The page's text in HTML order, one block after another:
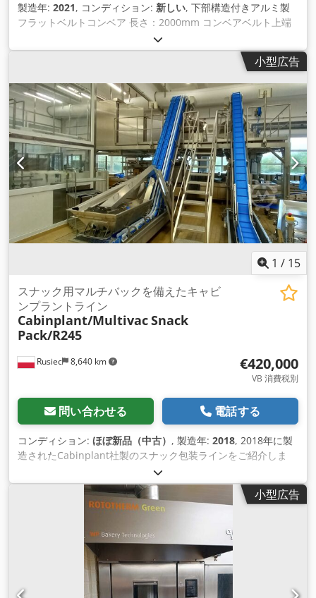
製造年: 2021, コンディション: 新しい, 下部構造付きアルミ製
フラットベルトコンベア 長さ：2000mm コンベアベルト上端
の高さ：900mm（水平時 Csdohfwkxopfx An Eoha PVCベルト
コンベア コンベアベルト EM 15/2 0+17 PVC ブルー
EU10/2011に基づくFDA準拠 波型エッジを含むベルト幅 約
300mm コルゲートエッジ、両側に同一平面上に溶接された
40mm 駆動：モーター 約0.18KW コンベヤーベルト、コンベヤ
ーベルトシステム、排出ベルト、ベルトコンベヤー、食品、食
品産業、磁選機、オーバーベルト磁選機、リサイク ル、木材チ
ップ、プラスチック、メタルフリー金属検出、ネオジム、オー
バーベルトマグネット、マグネットベルトセパレーター 私たち
のコア・コンピタンスは、お客様が必要としているものを的確
に提供することです。 私たちはお客様と協力して、カスタマイ
ズされた個別のソリューションを開発し、それに対応するシス
テムを自社生産で提供しています。 お客様の用途に適したソリ
ューションをご提案させていただきますので、お気軽にお電話
にてお問い合わせください。
小型広告
1 / 15
Rusiec 8,640 km
スナック用マルチバックを備えたキャビ
ンプラントライン
Cabinplant/MultivacSnack
Pack/R245
€420,000
VB 消費税別
問い合わせる 電話する
コンディション: ほぼ新品（中古） , 製造年: 2018, 2018年に製
造されたCabinplant社製のスナック包装ラインをご紹介しま
す： -1トラックリフト -3トラックリフト -1Lバスケット付き24
ヘッド計量機 -1Lバスケット付き32ヘッド計量機 -KEN衛生シ
ステムEWD 50（計量機器の洗浄ステーション） -階段付きプラ
ットフォーム -分配ツール 2個 -ASE500型マルチバックR245、
ガス、真空（真空ポンプなし このセットアップは、装置のテス
ト時のみ作動し、約100 rhを稼動した。 ラインはCabinplant
とMultivacのメーカーサービスにより解体された。 Codpfx
Aopxm Ugen Eoha
小型広告